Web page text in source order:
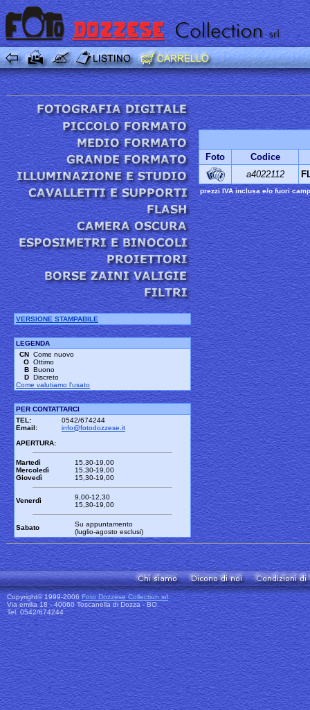
VERSIONE STAMPABILE
LEGENDA
CN Come nuovo
O Ottimo
B Buono
D Discreto
Come valutiamo l'usato
PER CONTATTARCI
TEL:
0542/674244
Email:
info@fotodozzese.it
APERTURA:
Martedì
Mercoledì
Giovedì
15,30-19,00
15,30-19,00
15,30-19,00
Venerdì
9,00-12,30
15,30-19,00
Sabato
Su appuntamento
(luglio-agosto esclusi)
Foto
Codice
a4022112
prezzi IVA inclusa e/o fuori
Copyright© 1999-2006Foto Dozzese Collection srl.
Via emilia 18 - 40060 Toscanella di Dozza - BO
Tel. 0542/674244